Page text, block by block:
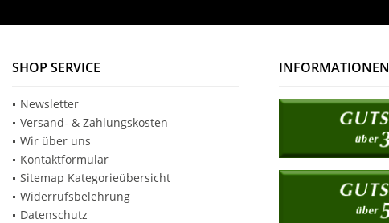
SHOP SERVICE
Newsletter
Versand- & Zahlungskosten
Wir über uns
Kontaktformular
Sitemap Kategorieübersicht
Widerrufsbelehrung
Datenschutz
INFORMATIONEN